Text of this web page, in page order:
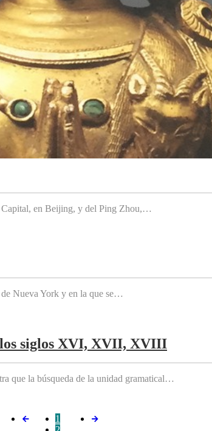
Capital, en Beijing, y del Ping Zhou,…
Nueva York y en la que se…
los siglos XVI, XVII, XVIII
que la búsqueda de la unidad gramatical…
1